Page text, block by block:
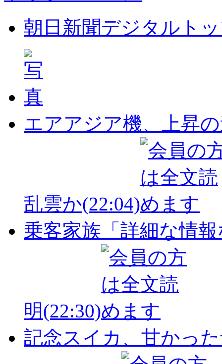
朝日新聞デジタルト
エアアジア機、上昇
乱雲か(22:04)
乗客家族「詳細な情
明(22:30)
記念スイカ、甘かっ